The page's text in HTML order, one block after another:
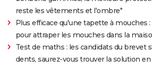
reste les vêtements et l'ombre"
Plus efficace qu'une tapette à mouches
pour attraper les mouches dans la
Test de maths : les candidats du brevet
dents, saurez-vous trouver la solution